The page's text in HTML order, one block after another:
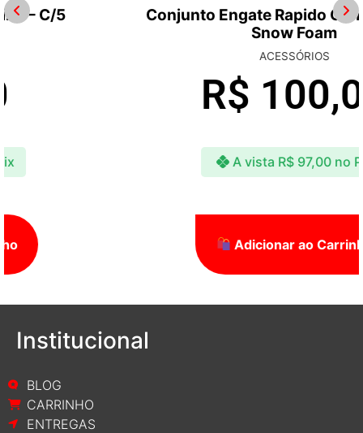
Conjunto Engate Rapido Com Registro –
100,00
97,00 no Pix
Adicionar ao Carrinho
Institucional
BLOG
CARRINHO
ENTREGAS